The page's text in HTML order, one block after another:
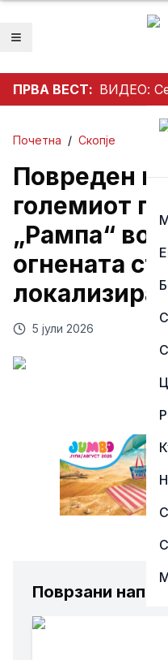
Отвори мени
ПРВА ВЕСТ:
Почетна / Скопје
Повреден
големиот
„Рампа“ во
огнената
5 јули 2026
Поврзани написи